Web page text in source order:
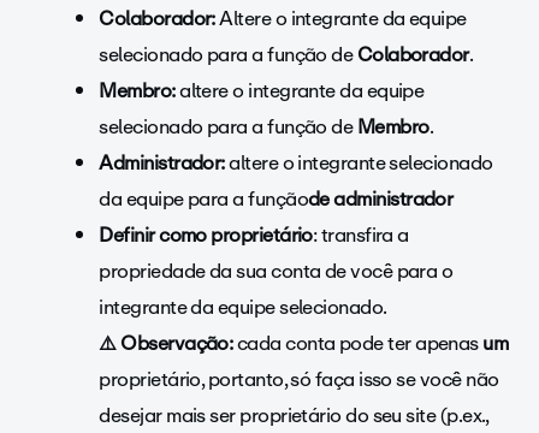
Colaborador:Altere o integrante da equipe
selecionado para a função deColaborador.
Membro:altere o integrante da equipe
selecionado para a função deMembro.
Administrador:altere o integrante selecionado
da equipe para afunçãode administrador
Definir como proprietário: transfira a
propriedade da sua conta de você para o
integrante da equipe selecionado.
⚠️Observação:cada conta pode ter apenasum
proprietário, portanto, só faça isso se você não
desejar mais ser proprietário do seu site (p.ex.,